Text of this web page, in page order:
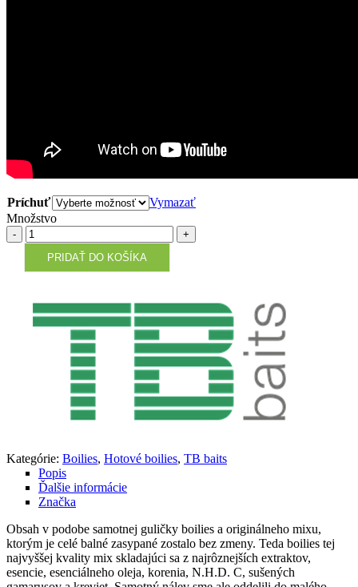
Príchuť
Vymazať
Množstvo
Množstvo
PRIDAŤ DO KOŠÍKA
Kategórie: Boilies, Hotové boilies, TB baits
Popis
Ďalšie informácie
Značka
Obsah v podobe samotnej guličky boilies a originálneho mixu,
ktorým je celé balné zasypané zostalo bez zmeny. Teda boilies tej
najvyššej kvality mix skladajúci sa z najrôznejších extraktov,
esencie, esenciálneho oleja, korenia, N.H.D. C, sušených